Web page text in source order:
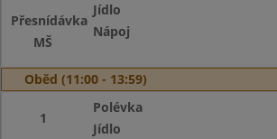
Přesnídávka
MŠ
Jídlo
Nápoj
Oběd (11:00 - 13:59)
1
Polévka
Jídlo